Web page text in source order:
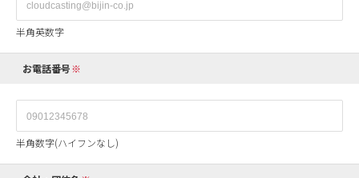
半角英数字
お電話番号
半角数字(ハイフンなし)